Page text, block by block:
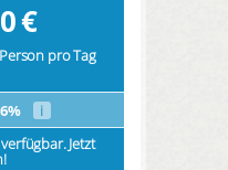
€
pro Tag
i
Jetzt